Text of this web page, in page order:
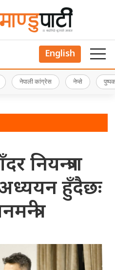
English
नेपाली कांग्रेस नेप्से
नियन्त्रण
हुँदैछः